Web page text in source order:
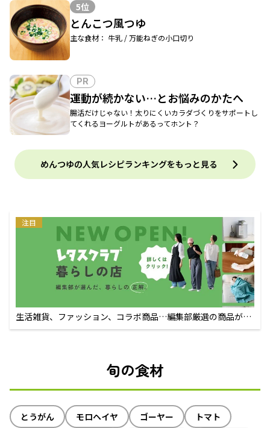
5位
とんこつ風つゆ
主な食材： 牛乳 / 万能ねぎの小口切り
PR
運動が続かない…とお悩みのかたへ
腸活だけじゃない！太りにくいカラダづくりをサポートし
てくれるヨーグルトがあるってホント？
めんつゆの人気レシピランキングをもっと見る
注目
生活雑貨、ファッション、コラボ商品…編集部厳選の商品が買
えるECサイト
旬の食材
とうがん モロヘイヤ ゴーヤー
トマト